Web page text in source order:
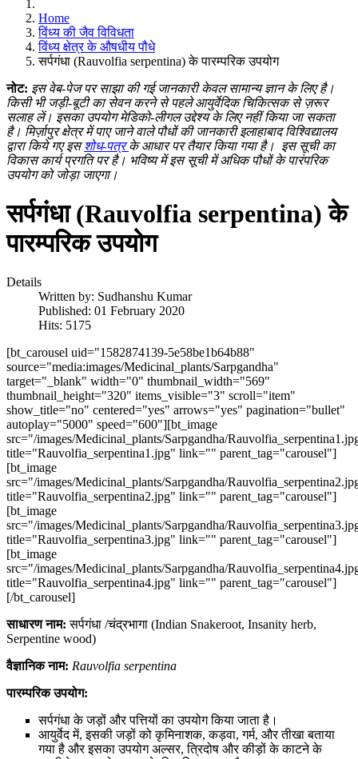
Home
विंध्य की जैव विविधता
विंध्य क्षेत्र के औषधीय पौधे
सर्पगंधा (Rauvolfia serpentina) के पारम्परिक उपयोग
नोट: इस वेब-पेज पर साझा की गई जानकारी केवल सामान्य ज्ञान के लिए है।
किसी भी जड़ी-बूटी का सेवन करने से पहले आयुर्वेदिक चिकित्सक से ज़रूर
सलाह लें। इसका उपयोग मेडिको-लीगल उद्देश्य के लिए नहीं किया जा सकता
है। मिर्ज़ापुर क्षेत्र में पाए जाने वाले पौधों की जानकारी इलाहाबाद विश्विद्यालय
द्वारा किये गए इसशोध-पत्रके आधार पर तैयार किया गया है। इस सूची का
विकास कार्य प्रगति पर है। भविष्य में इस सूची में अधिक पौधों के पारंपरिक
उपयोग को जोड़ा जाएगा।
सर्पगंधा (Rauvolfia serpentina) के
पारम्परिक उपयोग
Details
Written by: Sudhanshu Kumar
Published: 01 February 2020
Hits: 5175
[bt_carousel uid="1582874139-5e58be1b64b88"
source="media:images/Medicinal_plants/Sarpgandha"
target="_blank" width="0" thumbnail_width="569"
thumbnail_height="320" items_visible="3" scroll="item"
show_title="no" centered="yes" arrows="yes" pagination="bullet"
autoplay="5000" speed="600"][bt_image
src="/images/Medicinal_plants/Sarpgandha/
title="Rauvolfia_serpentina1.jpg" link="" parent_tag="carousel"]
[bt_image
src="/images/Medicinal_plants/Sarpgandha/
title="Rauvolfia_serpentina2.jpg" link="" parent_tag="carousel"]
[bt_image
src="/images/Medicinal_plants/Sarpgandha/
title="Rauvolfia_serpentina3.jpg" link="" parent_tag="carousel"]
[bt_image
src="/images/Medicinal_plants/Sarpgandha/
title="Rauvolfia_serpentina4.jpg" link="" parent_tag="carousel"]
[/bt_carousel]
साधारण नाम: सर्पगंधा /चंद्रभागा (Indian Snakeroot, Insanity herb,
Serpentine wood)
वैज्ञानिक नाम: Rauvolfia serpentina
पारम्परिक उपयोग:
सर्पगंधा के जड़ों और पत्तियों का उपयोग किया जाता है।
आयुर्वेद में, इसकी जड़ों को कृमिनाशक, कड़वा, गर्म, और तीखा बताया
गया है और इसका उपयोग अल्सर, त्रिदोष और कीड़ों के काटने के